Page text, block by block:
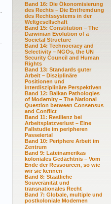
Band 16: Die Ökonomisierung
des Rechts – Die Entfremdung
des Rechtssystems in der
Weltgesellschaft
Band 15: Constitution – The
Darwinian Evolution of a
Societal Structure
Band 14: Technocracy and
Selectivity – NGOs, the UN
Security Council and Human
Rights
Band 13: Standards guter
Arbeit – Disziplinäre
Positionen und
interdisziplinäre Perspektiven
Band 12: Balkan Pathologies
of Modernity – The National
Question between Consensus
and Conflict
Band 11: Resilienz bei
Arbeitsplatzverlust – Eine
Fallstudie im peripheren
Passeiertal
Band 10: Periphere Arbeit im
Zentrum
Band 9: Lateinamerikas
koloniales Gedächtnis – Vom
Ende der Ressourcen, so wie
wir sie kennen
Band 8: Staatliche
Souveränität und
transnationales Recht
Band 7: Globale, multiple und
postkoloniale Modernen